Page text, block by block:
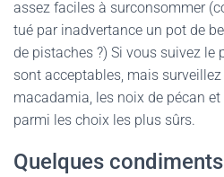
assez faciles à surconsommer
tué par inadvertance un pot de
de pistaches ?) Si vous suivez le
sont acceptables, mais
macadamia, les noix de pécan
parmi les choix les plus sûrs.
Quelques condiments